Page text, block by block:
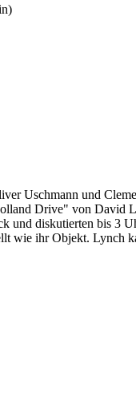
Uschmann und
Drive" von David
und diskutierten bis 3
wie ihr Objekt. Lynch